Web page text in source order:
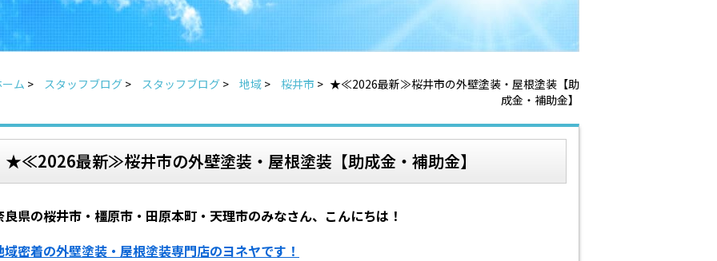
ム > スタッフブログ > スタッフブログ > 地域 > 桜井市 > ★≪2026最新≫桜井市の外壁塗装・屋根塗装【助
成金・補助金】
★≪2026最新≫桜井市の外壁塗装・屋根塗装【助成金・補助金】
良県の桜井市・橿原市・田原本町・天理市のみなさん、こんにちは！
域密着の外壁塗装・屋根塗装専門店のヨネヤです！